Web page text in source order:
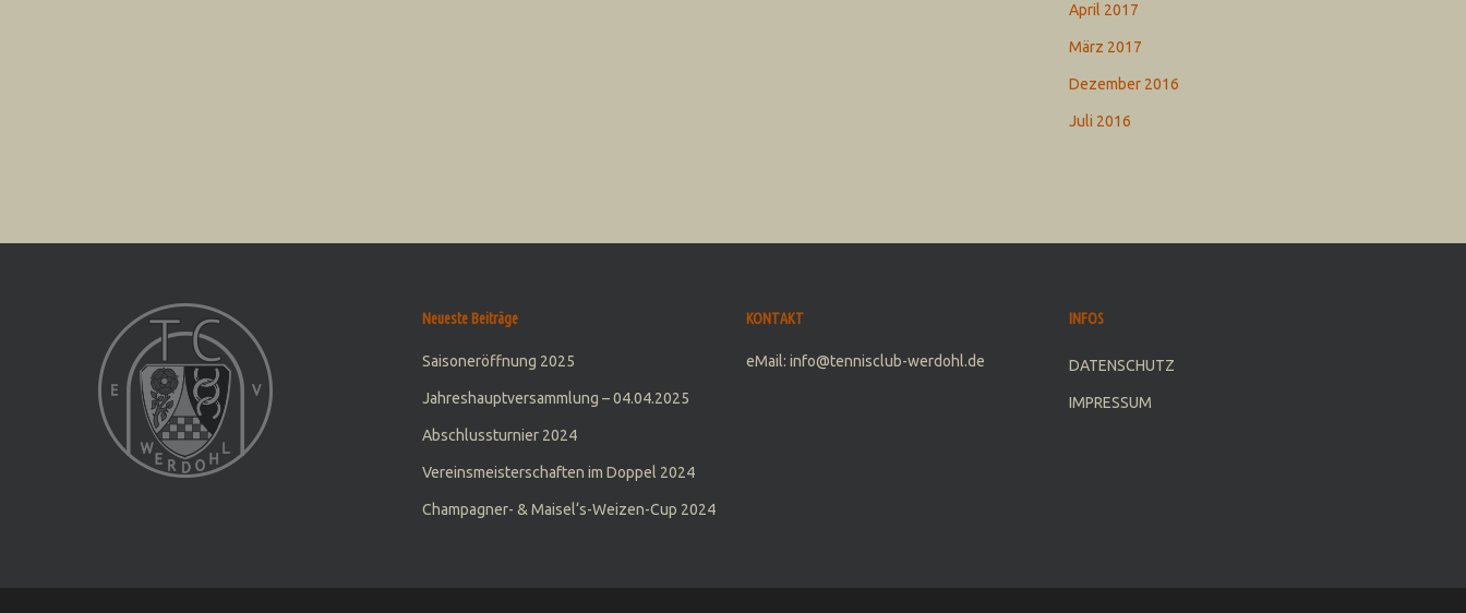
April 2017
März 2017
Dezember 2016
Juli 2016
Neueste Beiträge
Saisoneröffnung 2025
Jahreshauptversammlung – 04.04.2025
Abschlussturnier 2024
Vereinsmeisterschaften im Doppel 2024
Champagner- & Maisel‘s-Weizen-Cup 2024
KONTAKT
eMail: info@tennisclub-werdohl.de
INFOS
DATENSCHUTZ
IMPRESSUM